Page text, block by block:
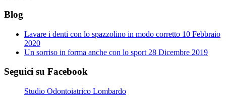
Blog
Lavare i denti con lo spazzolino in modo corretto 10 Febbraio
2020
Un sorriso in forma anche con lo sport 28 Dicembre 2019
Seguici su Facebook
Studio Odontoiatrico Lombardo